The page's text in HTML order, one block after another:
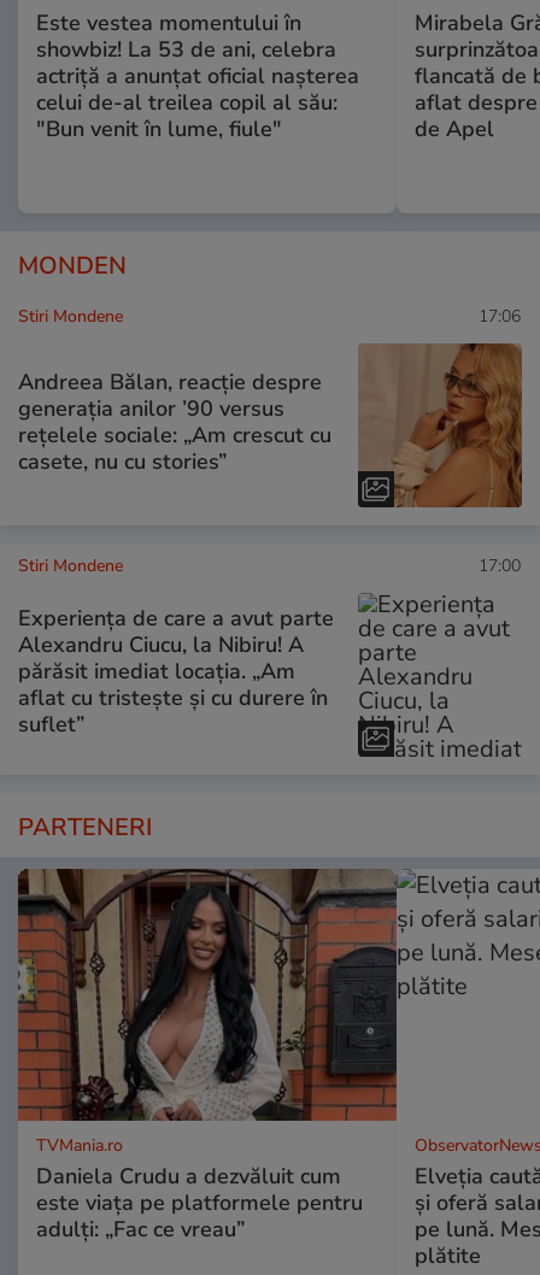
Este vestea momentului în
showbiz! La 53 de ani, celebra
actriță a anunțat oficial nașterea
celui de-al treilea copil al său:
"Bun venit în lume, fiule"
Mirabela
flancată de
aflat
de Apel
MONDEN
Stiri Mondene 17:06
Andreea Bălan, reacție despre
generația anilor ’90 versus
rețelele sociale: „Am crescut cu
casete, nu cu stories”
Stiri Mondene 17:00
Experiența de care a avut parte
Alexandru Ciucu, la Nibiru! A
părăsit imediat locația. „Am
aflat cu tristește și cu durere în
suflet”
PARTENERI
TVMania.ro
Daniela Crudu a dezvăluit cum
este viața pe platformele pentru
adulți: „Fac ce vreau”
Elveția
și oferă
pe lună.
plătite